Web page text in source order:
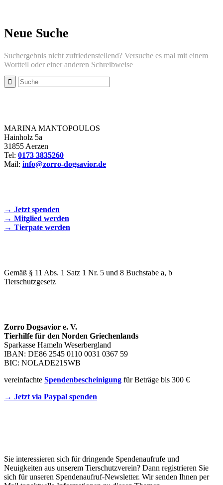
Neue Suche
Suchergebnis nicht zufriedenstellend? Versuche es mal mit einem
Wortteil oder einer anderen Schreibweise
MARINA MANTOPOULOS
Hainholz 5a
31855 Aerzen
Tel: 0173 3835260
Mail: info@zorro-dogsavior.de
→ Jetzt spenden
→ Mitglied werden
→ Tierpate werden
Gemäß § 11 Abs. 1 Satz 1 Nr. 5 und 8 Buchstabe a, b
Tierschutzgesetz
Zorro Dogsavior e. V.
Tierhilfe für den Norden Griechenlands
Sparkasse Hameln Weserbergland
IBAN: DE86 2545 0110 0031 0367 59
BIC: NOLADE21SWB
vereinfachte Spendenbescheinigung für Beträge bis 300 €
→ Jetzt via Paypal spenden
Sie interessieren sich für dringende Spendenaufrufe und
Neuigkeiten aus unserem Tierschutzverein? Dann registrieren Sie
sich für unseren Spendenaufruf-Newsletter. Wir senden Ihnen per